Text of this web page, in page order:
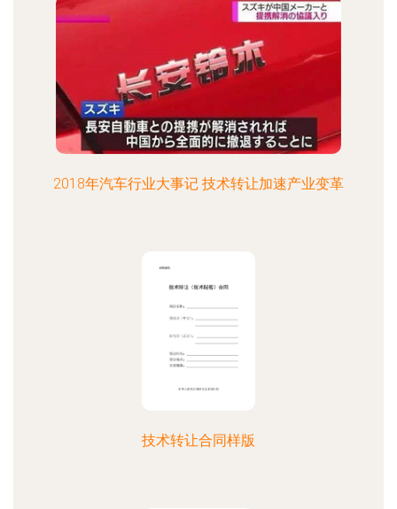
2018年汽车行业大事记 技术转让加速产业变革
技术转让合同样版